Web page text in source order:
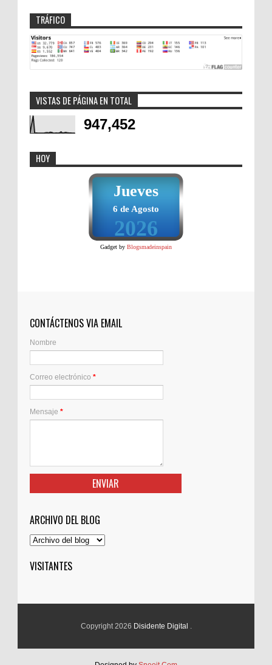
TRÁFICO
VISTAS DE PÁGINA EN TOTAL
947,452
HOY
Jueves
6 de Agosto
2026
Gadget by Blogsmadeinspain
CONTÁCTENOS VIA EMAIL
Nombre
Correo electrónico *
Mensaje *
ARCHIVO DEL BLOG
VISITANTES
Copyright 2026 Disidente Digital .